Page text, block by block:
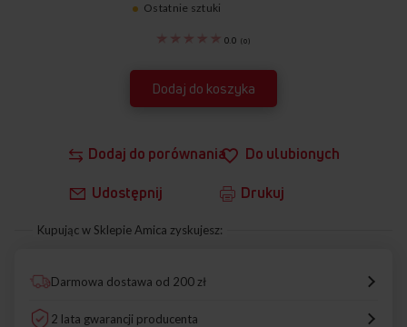
Dodaj do porównania Do ulubionych
Udostępnij Drukuj
0.0 (0)
Ostatnie sztuki
Dodaj do koszyka
Kupując w Sklepie Amica zyskujesz:
Darmowa dostawa od 200 zł
2 lata gwarancji producenta